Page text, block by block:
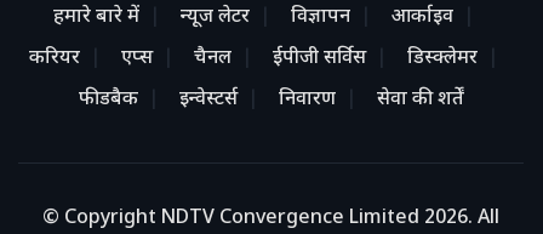
हमारे बारे में न्यूज लेटर विज्ञापन
आर्काइव
करियर
एप्स चैनल ईपीजी सर्विस
डिस्क्लेमर
फीडबैक
इन्वेस्टर्स निवारण सेवा की शर्तें
© Copyright NDTV Convergence Limited 2026. All